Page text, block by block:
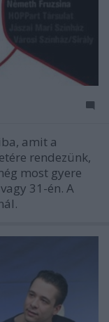
amit a
rendezünk,
most gyere
31-én. A